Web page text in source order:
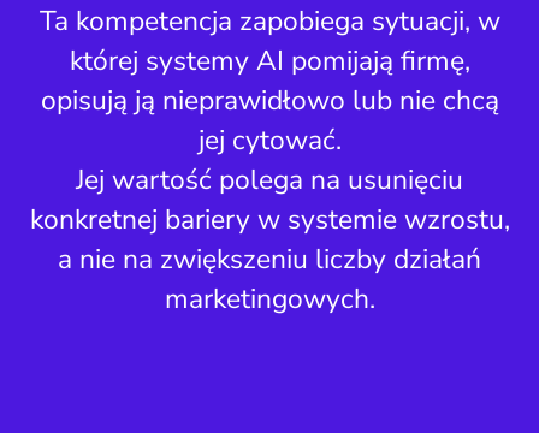
Ta kompetencja zapobiega sytuacji, w
której systemy AI pomijają firmę,
opisują ją nieprawidłowo lub nie chcą
jej cytować.
Jej wartość polega na usunięciu
konkretnej bariery w systemie wzrostu,
a nie na zwiększeniu liczby działań
marketingowych.